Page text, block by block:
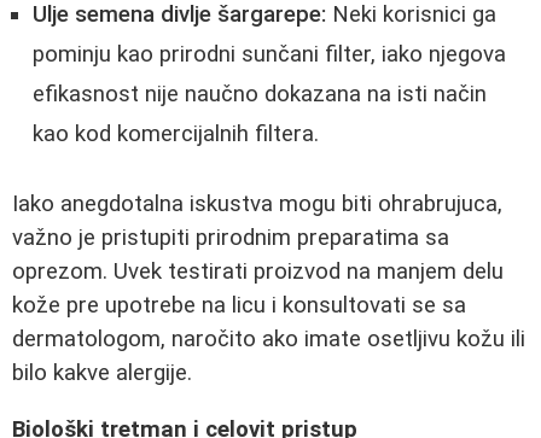
Ulje semena divlje šargarepe: Neki korisnici ga
pominju kao prirodni sunčani filter, iako njegova
efikasnost nije naučno dokazana na isti način
kao kod komercijalnih filtera.
Iako anegdotalna iskustva mogu biti ohrabrujuca,
važno je pristupiti prirodnim preparatima sa
oprezom. Uvek testirati proizvod na manjem delu
kože pre upotrebe na licu i konsultovati se sa
dermatologom, naročito ako imate osetljivu kožu ili
bilo kakve alergije.
Biološki tretman i celovit pristup